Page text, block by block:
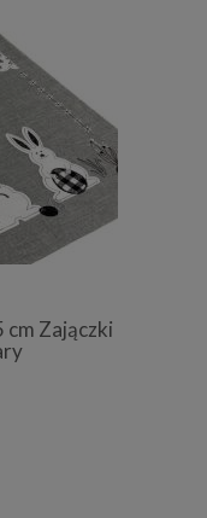
cm Zajączki